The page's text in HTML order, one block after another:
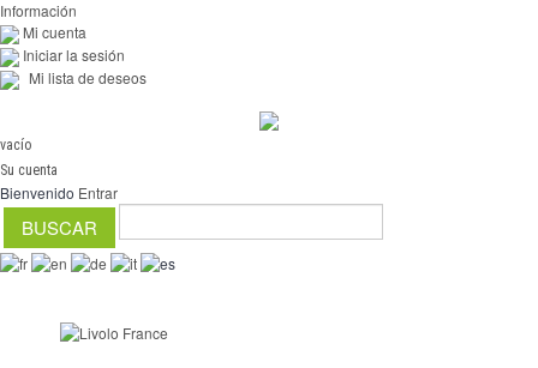
Información
Mi cuenta
Iniciar la sesión
Mi lista de deseos
vacío
Su cuenta
Bienvenido Entrar